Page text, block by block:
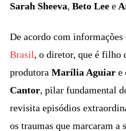
Sarah Sheeva, Beto Lee e
De acordo com informações
Brasil, o diretor, que é filho
produtora Marília Aguiar e
Cantor, pilar fundamental
revisita episódios
os traumas que marcaram a